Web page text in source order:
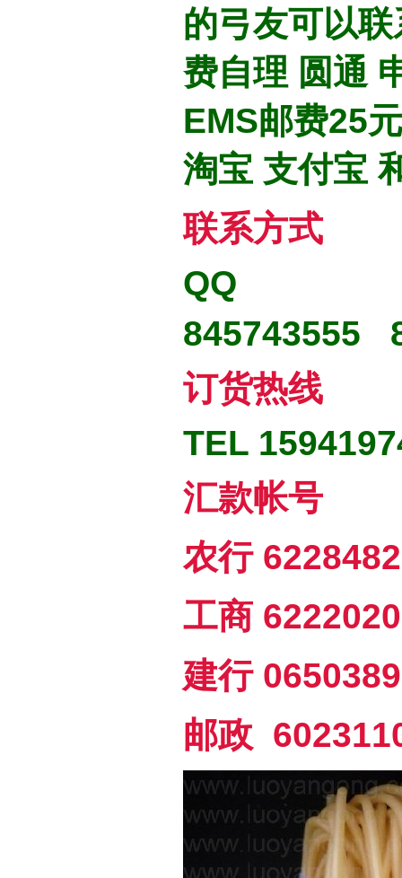
的弓友可以
费自理 圆通
EMS邮费25
淘宝 支付宝
联系方式
QQ
845743555
订货热线
TEL
汇款帐号
农行
工商
建行
邮政